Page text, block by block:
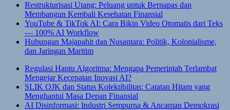
Restrukturisasi Utang: Peluang untuk Bernapas dan
Membangun Kembali Kesehatan Finansial
YouTube & TikTok AI: Cara Bikin Video Otomatis dari Teks
— 100% AI Workflow
Hubungan Majapahit dan Nusantara: Politik, Kolonialisme,
dan Jaringan Maritim
Regulasi Hantu Algoritma: Mengapa Pemerintah Terlambat
Mengejar Kecepatan Inovasi AI?
SLIK OJK dan Status Kolektibilitas: Catatan Hitam yang
Menghantui Masa Depan Finansial
AI Disinformasi: Industri Sempurna & Ancaman Demokrasi